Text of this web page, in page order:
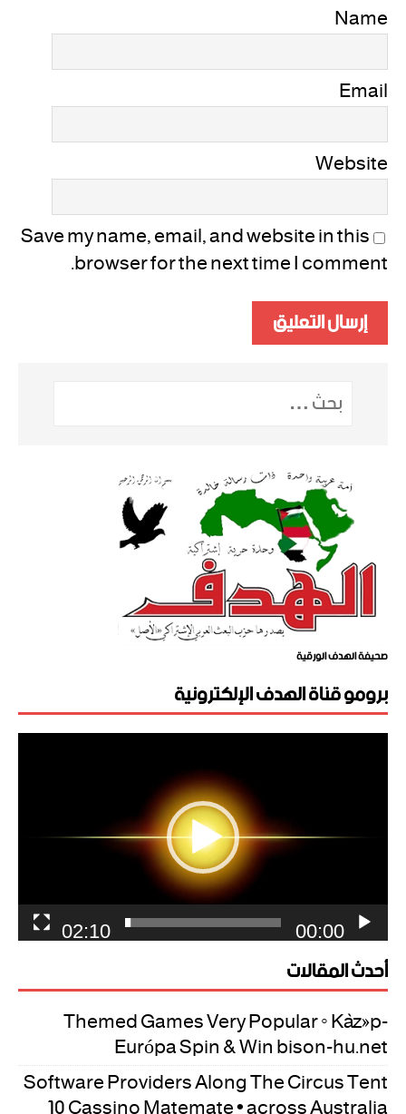
Name
Email
Website
Save my name, email, and website in this
browser for the next time I comment.
صحيفة الهدف الورقية
برومو قناة الهدف الإلكترونية
مشغل
00:00
02:10
أحدث المقالات
Themed Games Very Popular ◦ Közép-
Európa Spin & Win bison-hu.net
Software Providers Along The Circus Tent